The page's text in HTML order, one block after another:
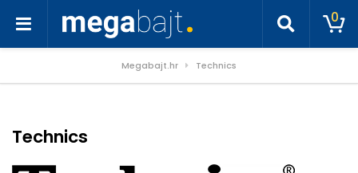
0
Megabajt.hr Technics
Technics